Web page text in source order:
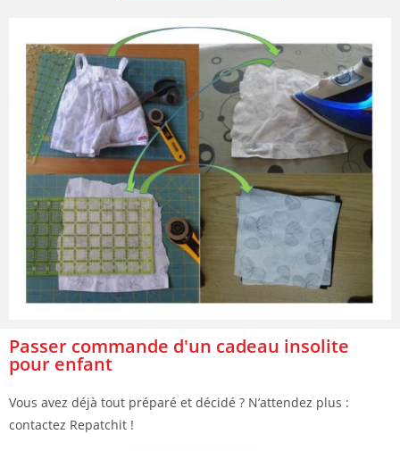
Passer commande d'un cadeau insolite
pour enfant
Vous avez déjà tout préparé et décidé ? N’attendez plus :
contactez Repatchit !